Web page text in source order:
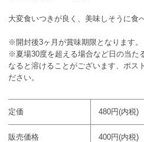
大変食いつきが良く、美味しそうに食
※開封後3ヶ月が賞味期限となります。
※夏場30度を超える場合など日の当た
なると溶けることがございます、ポス
ださい。
定価 480円(内税)
販売価格 400円(内税)